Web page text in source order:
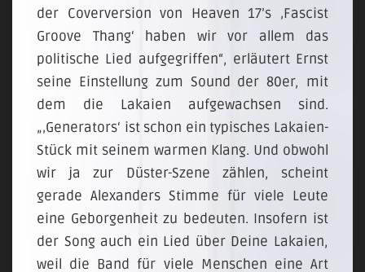
der Coverversion von Heaven 17’s ‚Fascist
Groove Thang‘ haben wir vor allem das
politische Lied aufgegriffen“, erläutert Ernst
seine Einstellung zum Sound der 80er, mit
dem die Lakaien aufgewachsen sind.
„‚Generators‘ ist schon ein typisches Lakaien-
Stück mit seinem warmen Klang. Und obwohl
wir ja zur Düster-Szene zählen, scheint
gerade Alexanders Stimme für viele Leute
eine Geborgenheit zu bedeuten. Insofern ist
der Song auch ein Lied über Deine Lakaien,
weil die Band für viele Menschen eine Art